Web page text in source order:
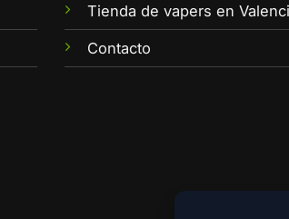
Tienda de vapers en
Contacto